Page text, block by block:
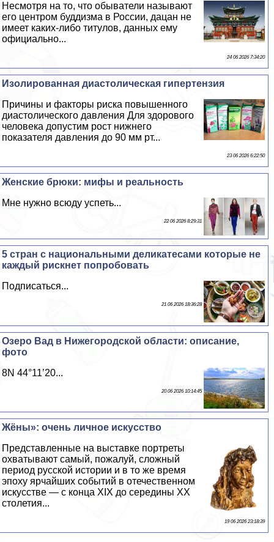
Несмотря на то, что обыватели называют
его центром буддизма в России, дацан не
имеет каких-либо титулов, данных ему
официально...
24 06 2026 7:34:20
Изолированная диастолическая гипертензия
Причины и факторы риска повышенного
диастолического давления Для здорового
человека допустим рост нижнего
показателя давления до 90 мм рт...
23 06 2026 6:22:50
Женские брюки: мифы и реальность
Мне нужно всюду успеть...
22 06 2026 8:29:31
5 стран с национальными деликатесами которые не
каждый рискнет попробовать
Подписаться...
21 06 2026 18:36:28
Озеро Вад в Нижегородской области: описание,
фото
8N 44°11’20...
20 06 2026 10:14:45
Жёны»: очень личное искусство
Представленные на выставке портреты
охватывают самый, пожалуй, сложный
период русской истории и в то же время
эпоху ярчайших событий в отечественном
искусстве — с конца XIX до середины XX
столетия...
19 06 2026 23:18:39